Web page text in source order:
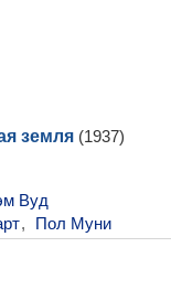
земля (1937)
Вуд
, Пол Муни